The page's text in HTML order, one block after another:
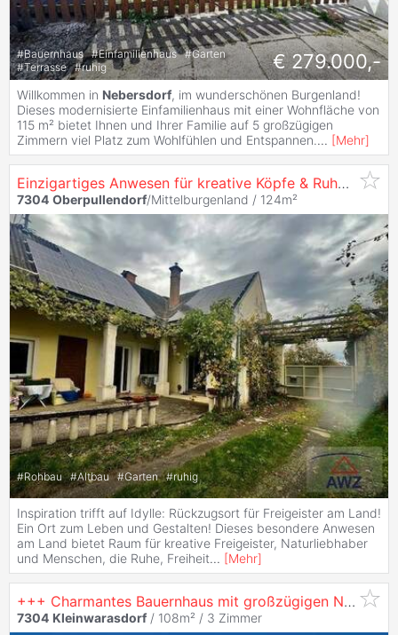
#Bauernhaus #Einfamilienhaus #Garten
#Terrasse #ruhig € 279.000,-
Willkommen in Nebersdorf, im wunderschönen Burgenland!
Dieses modernisierte Einfamilienhaus mit einer Wohnfläche von
115 m² bietet Ihnen und Ihrer Familie auf 5 großzügigen
Zimmern viel Platz zum Wohlfühlen und Entspannen.... [Mehr]
Einzigartiges Anwesen für kreative Köpfe & Ruhesuchende!
7304 Oberpullendorf/Mittelburgenland / 124m²
#Rohbau #Altbau #Garten #ruhig
Inspiration trifft auf Idylle: Rückzugsort für Freigeister am Land!
Ein Ort zum Leben und Gestalten! Dieses besondere Anwesen
am Land bietet Raum für kreative Freigeister, Naturliebhaber
und Menschen, die Ruhe, Freiheit... [Mehr]
+++ Charmantes Bauernhaus mit großzügigen Nebengebäuden und großem Garten in
7304 Kleinwarasdorf / 108m² / 3 Zimmer